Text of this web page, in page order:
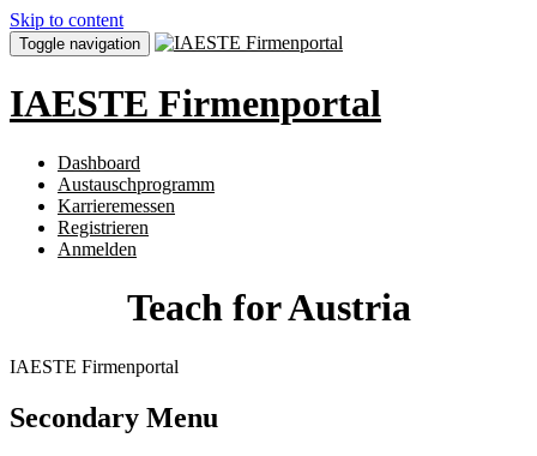
Skip to content
Toggle navigation
IAESTE Firmenportal
Dashboard
Austauschprogramm
Karrieremessen
Registrieren
Anmelden
Teach for Austria
IAESTE Firmenportal
Secondary Menu